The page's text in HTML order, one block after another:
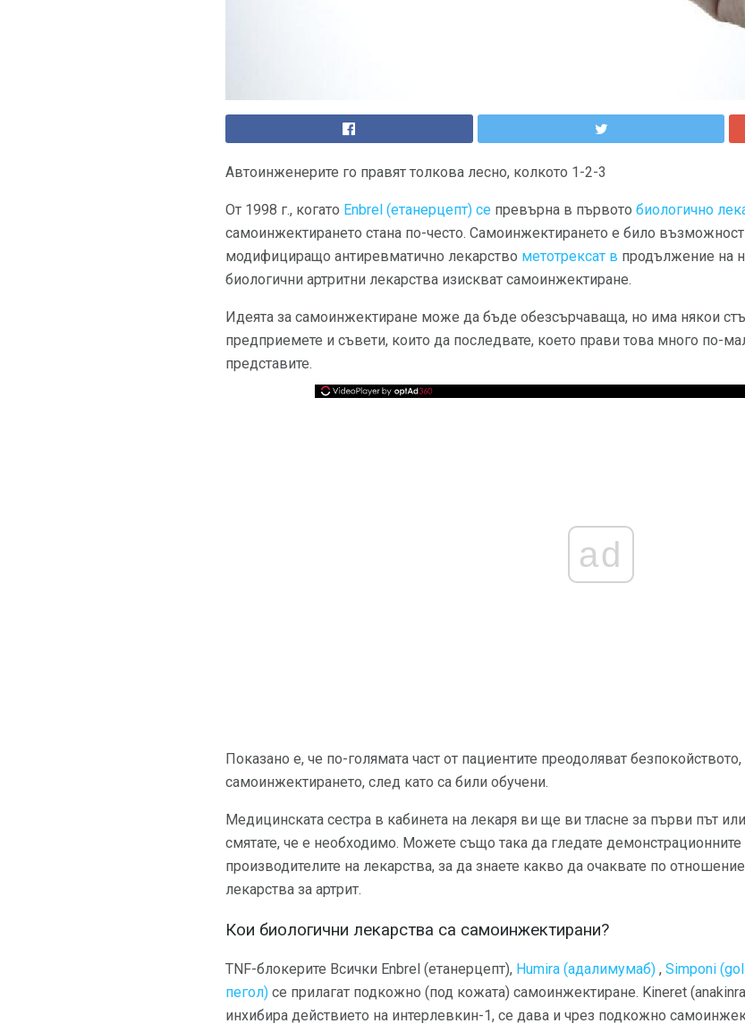
Автоинженерите го правят толкова лесно, колкото 1-2-3
От 1998 г., когато Enbrel (етанерцепт) се превърна в първото биологично
самоинжектирането стана по-често. Самоинжектирането е било възможност
модифициращо антиревматично лекарство метотрексат в продължение на
биологични артритни лекарства изискват самоинжектиране.
Идеята за самоинжектиране може да бъде обезсърчаваща, но има някои
предприемете и съвети, които да последвате, което прави това много по-
представите.
ad
Показано е, че по-голямата част от пациентите преодоляват
самоинжектирането, след като са били обучени.
Медицинската сестра в кабинета на лекаря ви ще ви тласне за първи път
смятате, че е необходимо. Можете също така да гледате
производителите на лекарства, за да знаете какво да очаквате по
лекарства за артрит.
Кои биологични лекарства са самоинжектирани?
TNF-блокерите Всички Enbrel (етанерцепт), Humira (адалимумаб) , Simponi
пегол) се прилагат подкожно (под кожата) самоинжектиране. Kineret
инхибира действието на интерлевкин-1, се дава и чрез подкожно